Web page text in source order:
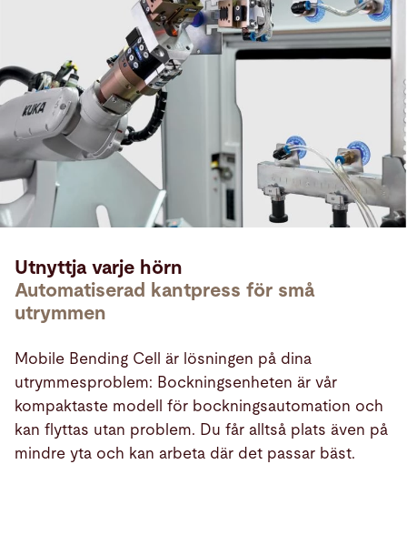
Utnyttja varje hörn
Automatiserad kantpress för små
utrymmen
Mobile Bending Cell är lösningen på dina
utrymmesproblem: Bockningsenheten är vår
kompaktaste modell för bockningsautomation och
kan flyttas utan problem. Du får alltså plats även på
mindre yta och kan arbeta där det passar bäst.